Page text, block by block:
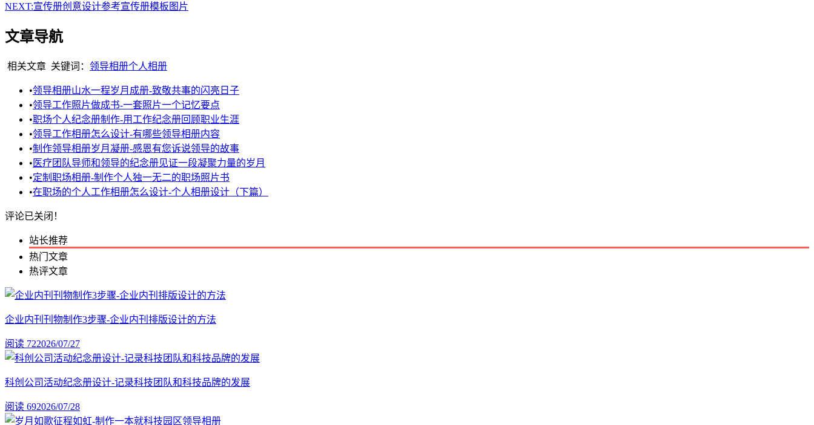
NEXT:宣传册创意设计参考宣传册模板图片
文章导航
相关文章 关键词： 领导相册个人相册
•领导相册山水一程岁月成册-致敬共事的闪亮日子
•领导工作照片做成书-一套照片一个记忆要点
•职场个人纪念册制作-用工作纪念册回顾职业生涯
•领导工作相册怎么设计-有哪些领导相册内容
•制作领导相册岁月凝册-感恩有您诉说领导的故事
• 医疗团队导师和领导的纪念册见证一段凝聚力量的岁月
•定制职场相册-制作个人独一无二的职场照片书
•在职场的个人工作相册怎么设计-个人相册设计（下篇）
评论已关闭！
站长推荐
热门文章
热评文章
企业内刊刊物制作3步骤-企业内刊排版设计的方法
阅读 722026/07/27
科创公司活动纪念册设计-记录科技团队和科技品牌的发展
阅读 692026/07/28